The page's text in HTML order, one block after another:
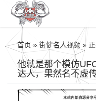
首页 » 街健名人视频 »
他就是那个模仿
达人，果然名不虚